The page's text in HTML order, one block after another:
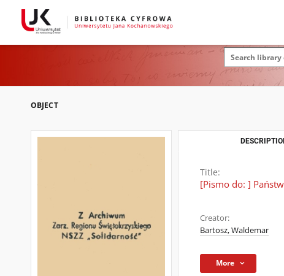
OBJECT
Title:
[Pismo do: ]
Creator:
Bartosz, Waldemar
More